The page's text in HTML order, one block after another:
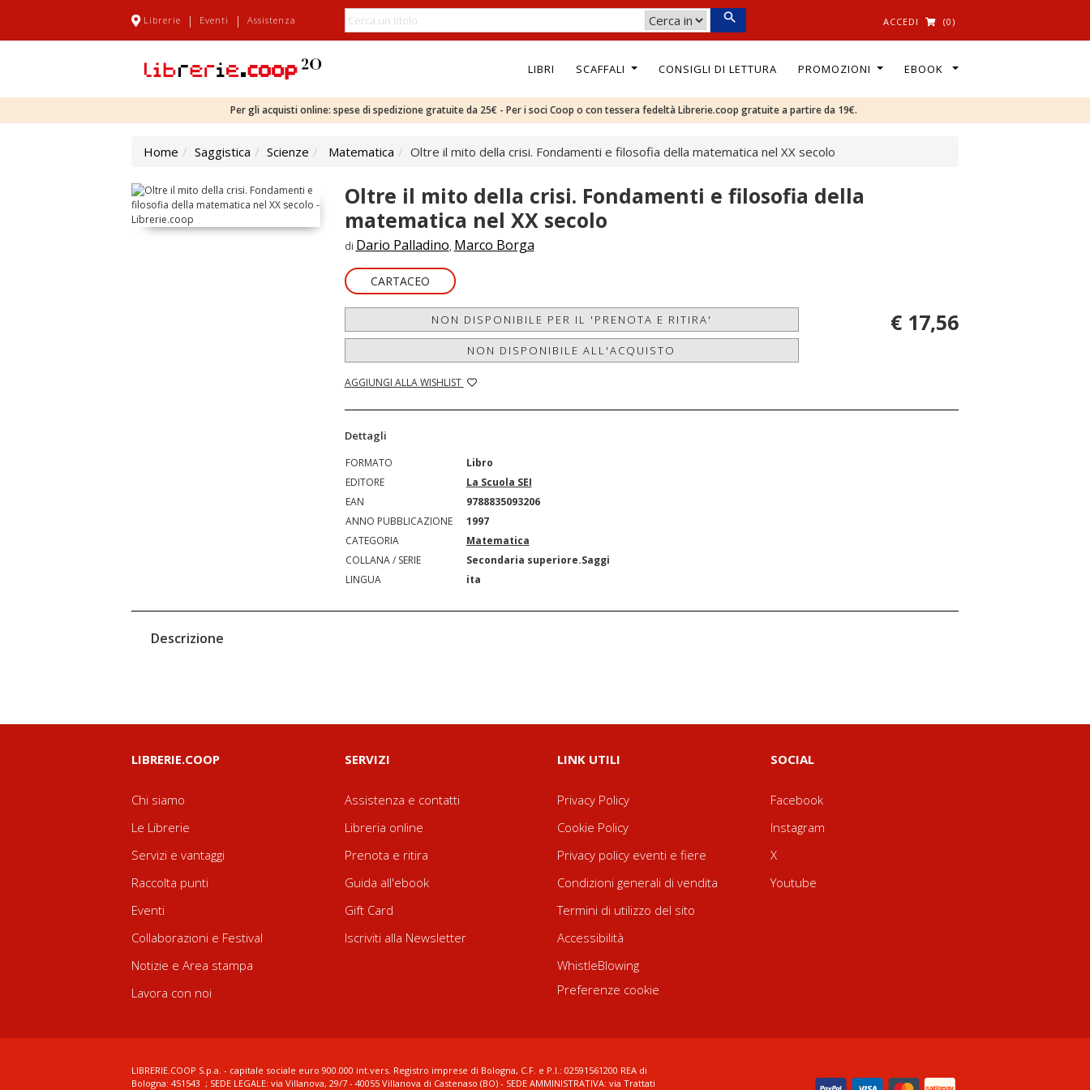
Librerie | Eventi | Assistenza ACCEDI (0)
LIBRI SCAFFALI CONSIGLI DI LETTURA PROMOZIONI EBOOK
Per gli acquisti online: spese di spedizione gratuite da 25€ - Per i soci Coop o con tessera fedeltà Librerie.coop gratuite a partire da 19€.
Home Saggistica Scienze Matematica Oltre il mito della crisi. Fondamenti e filosofia della matematica nel XX secolo
Oltre il mito della crisi. Fondamenti e filosofia della
matematica nel XX secolo
di Dario Palladino, Marco Borga
CARTACEO
NON DISPONIBILE PER IL 'PRENOTA E RITIRA'
NON DISPONIBILE ALL'ACQUISTO
AGGIUNGI ALLA WISHLIST
€ 17,56
Dettagli
FORMATO
Libro
EDITORE
La Scuola SEI
EAN
9788835093206
ANNO PUBBLICAZIONE
1997
CATEGORIA
Matematica
COLLANA / SERIE
Secondaria superiore.Saggi
LINGUA
ita
Descrizione
LIBRERIE.COOP
Chi siamo
Le Librerie
Servizi e vantaggi
Raccolta punti
Eventi
Collaborazioni e Festival
Notizie e Area stampa
Lavora con noi
SERVIZI
Assistenza e contatti
Libreria online
Prenota e ritira
Guida all'ebook
Gift Card
Iscriviti alla Newsletter
LINK UTILI
Privacy Policy
Cookie Policy
Privacy policy eventi e fiere
Condizioni generali di vendita
Termini di utilizzo del sito
Accessibilità
WhistleBlowing
Preferenze cookie
SOCIAL
Facebook
Instagram
X
Youtube
LIBRERIE.COOP S.p.a. - capitale sociale euro 900.000 int.vers. Registro imprese di Bologna, C.F. e P.I.: 02591561200 REA di
Bologna: 451543 ; SEDE LEGALE: via Villanova, 29/7 - 40055 Villanova di Castenaso (BO) - SEDE AMMINISTRATIVA: via Trattati